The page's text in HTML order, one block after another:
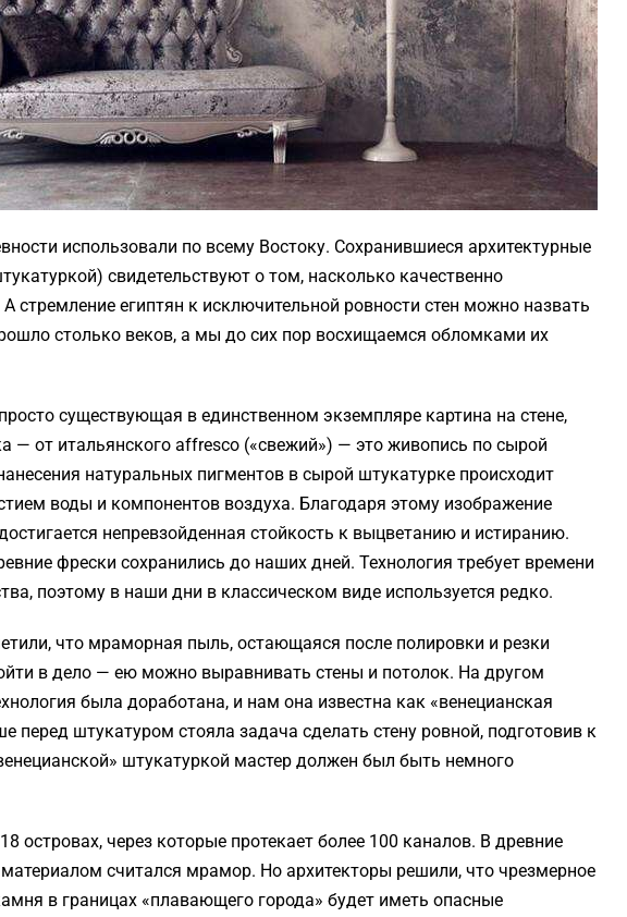
использовали по всему Востоку. Сохранившиеся архитектурные
свидетельствуют о том, насколько качественно
стремление египтян к исключительной ровности стен можно назвать
столько веков, а мы до сих пор восхищаемся обломками их
существующая в единственном экземпляре картина на стене,
— от итальянского аffresco («свежий») — это живопись по сырой
натуральных пигментов в сырой штукатурке происходит
воды и компонентов воздуха. Благодаря этому изображение
непревзойденная стойкость к выцветанию и истиранию.
фрески сохранились до наших дней. Технология требует времени
поэтому в наши дни в классическом виде используется редко.
что мраморная пыль, остающаяся после полировки и резки
в дело — ею можно выравнивать стены и потолок. На другом
была доработана, и нам она известна как «венецианская
перед штукатуром стояла задача сделать стену ровной, подготовив к
штукатуркой мастер должен был быть немного
островах, через которые протекает более 100 каналов. В древние
считался мрамор. Но архитекторы решили, что чрезмерное
в границах «плавающего города» будет иметь опасные